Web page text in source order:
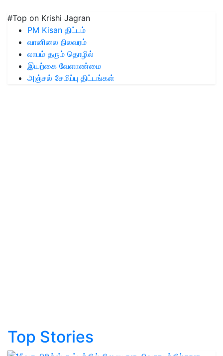
#Top on Krishi Jagran
PM Kisan திட்டம்
வானிலை நிலவரம்
லாபம் தரும் தொழில்
இயற்கை வேளாண்மை
அஞ்சல் சேமிப்பு திட்டங்கள்
Top Stories